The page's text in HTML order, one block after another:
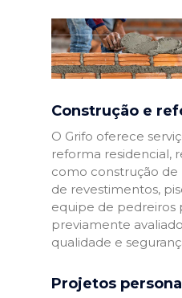
Construção e
O Grifo oferece
reforma residencial,
como construção de
de revestimentos,
equipe de pedreiros
previamente
qualidade e
Projetos